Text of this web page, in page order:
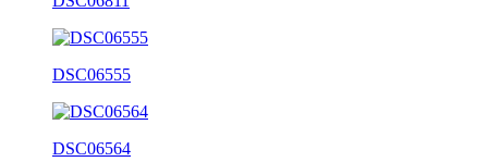
DSC06555
DSC06564